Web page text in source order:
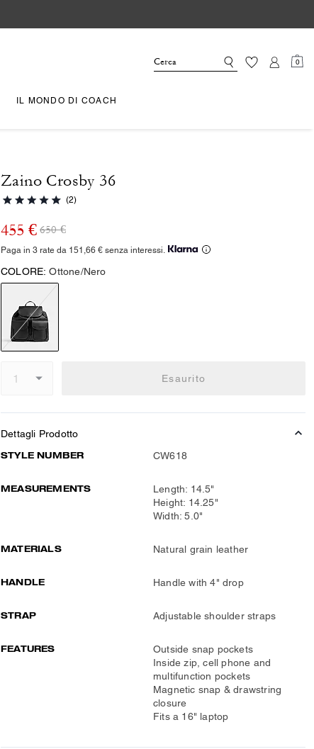
0
IL MONDO DI COACH
Zaino Crosby 36
(2)
455 € 650 €
Paga in 3 rate da 151,66 € senza interessi.
COLORE: Ottone/Nero
Esaurito
Dettagli Prodotto
STYLE NUMBER
CW618
MEASUREMENTS
Length: 14.5"
Height: 14.25"
Width: 5.0"
MATERIALS Natural grain leather
HANDLE Handle with 4" drop
STRAP Adjustable shoulder straps
FEATURES
Outside snap pockets
Inside zip, cell phone and
multifunction pockets
Magnetic snap & drawstring
closure
Fits a 16" laptop